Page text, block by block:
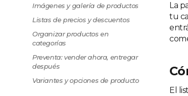
Imágenes y galería de productos
Listas de precios y descuentos
Organizar productos en
categorías
Preventa: vender ahora, entregar
después
Variantes y opciones de producto
La
tu
El